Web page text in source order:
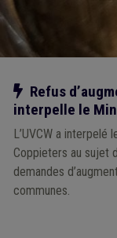
Notre action
Refus
interpelle le
L’UVCW a interpelé le Ministre de l’environnement Yves
Coppieters au sujet
demandes
communes.